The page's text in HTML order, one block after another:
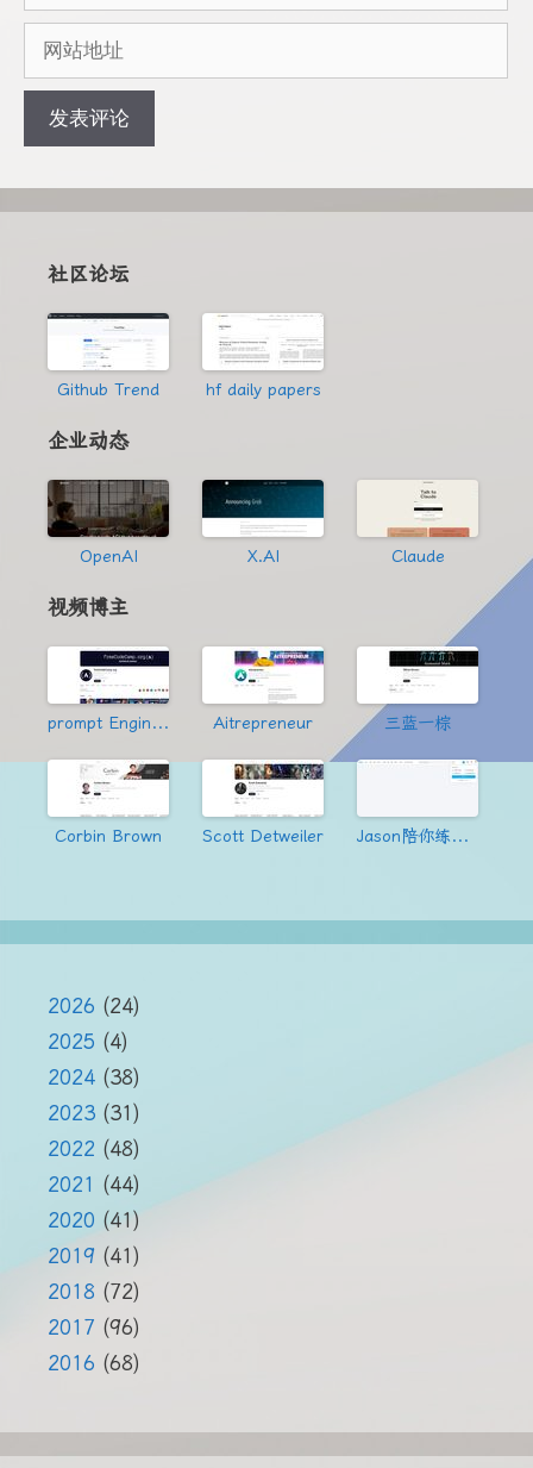
邮
地
地
社区论坛
Github Trend hf daily papers
企业动态
OpenAI X.AI Claude
视频博主
prompt Engineering Aitrepreneur 三蓝一棕
Corbin Brown Scott Detweiler Jason陪你练绝技
2026 (24)
2025 (4)
2024 (38)
2023 (31)
2022 (48)
2021 (44)
2020 (41)
2019 (41)
2018 (72)
2017 (96)
2016 (68)